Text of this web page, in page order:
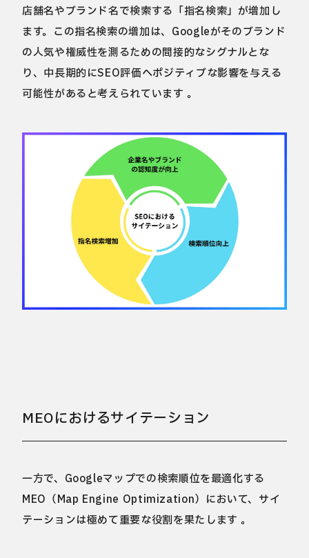
店舗名やブランド名で検索する「指名検索」が増加し
ます。この指名検索の増加は、Googleがそのブランド
の人気や権威性を測るための間接的なシグナルとな
り、中長期的にSEO評価へポジティブな影響を与える
可能性があると考えられています 。
MEOにおけるサイテーション
一方で、Googleマップでの検索順位を最適化する
MEO（Map Engine Optimization）において、サイ
テーションは極めて重要な役割を果たします 。